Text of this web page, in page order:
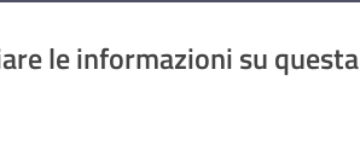
le informazioni su questa